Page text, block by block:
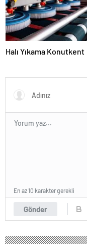
Halı Yıkama Konutkent
Gönder
En az 10 karakter gerekli